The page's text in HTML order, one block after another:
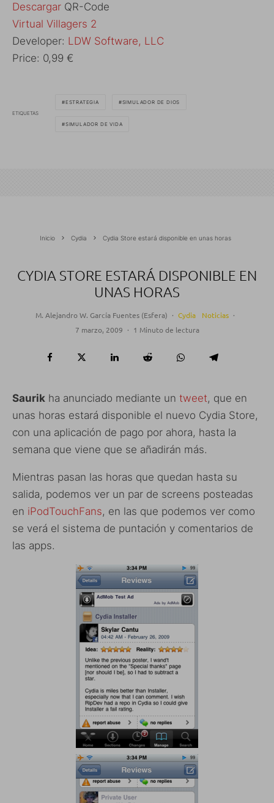
Descargar QR-Code
‎Virtual Villagers 2
Developer: LDW Software, LLC
Price: 0,99 €
ETIQUETAS
ESTRATEGIA SIMULADOR DE DIOS
SIMULADOR DE VIDA
Inicio Cydia Cydia Store estará disponible en unas horas
CYDIA STORE ESTARÁ DISPONIBLE EN
UNAS HORAS
M. Alejandro W. García Fuentes (Esfera) · Cydia Noticias ·
7 marzo, 2009 · 1 Minuto de lectura
Saurik ha anunciado mediante un tweet, que en
unas horas estará disponible el nuevo Cydia Store,
con una aplicación de pago por ahora, hasta la
semana que viene que se añadirán más.
Mientras pasan las horas que quedan hasta su
salida, podemos ver un par de screens posteadas
en iPodTouchFans, en las que podemos ver como
se verá el sistema de puntación y comentarios de
las apps.